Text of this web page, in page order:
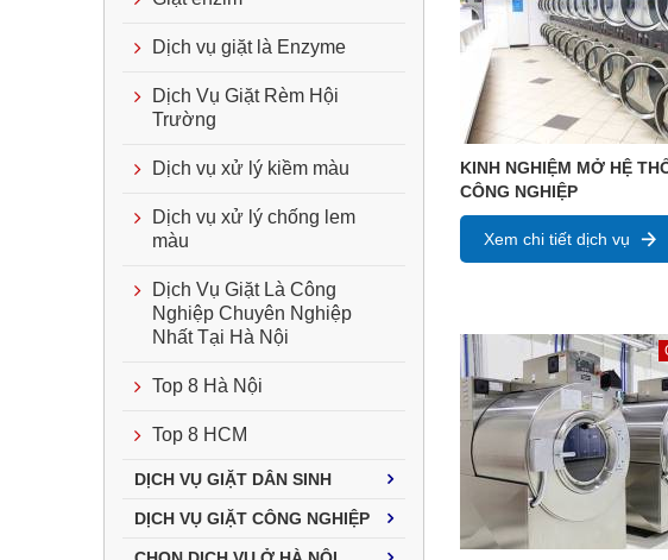
KINH NGHIỆM MỞ HỆ
CÔNG NGHIỆP
Xem chi tiết dịch vụ
Dịch vụ giặt là Enzyme
Dịch Vụ Giặt Rèm Hội
Trường
Dịch vụ xử lý kiềm màu
Dịch vụ xử lý chống lem
màu
Dịch Vụ Giặt Là Công
Nghiệp Chuyên Nghiệp
Nhất Tại Hà Nội
Top 8 Hà Nội
Top 8 HCM
DỊCH VỤ GIẶT DÂN SINH
DỊCH VỤ GIẶT CÔNG NGHIỆP